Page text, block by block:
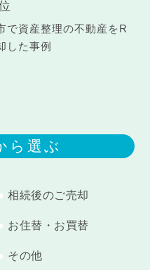
で資産整理の不動産をR
した事例
ら選ぶ
相続後のご売却
お住替・お買替
その他